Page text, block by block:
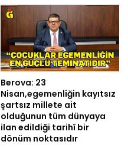
Berova: 23
Nisan,egemenliğin kayıtsız
şartsız millete ait
olduğunun tüm dünyaya
ilan edildiği tarihî bir
dönüm noktasıdır